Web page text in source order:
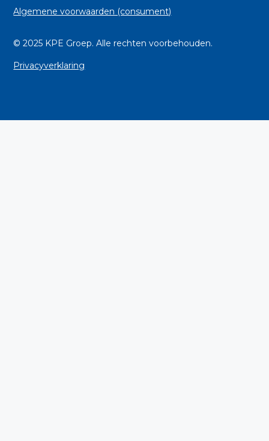
© 2025 KPE Groep. Alle rechten voorbehouden.
Algemene voorwaarden (consument)
Privacyverklaring